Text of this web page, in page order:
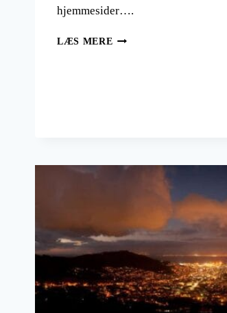
hjemmesider….
LÆS MERE GOLF